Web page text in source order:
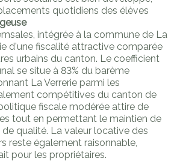
quotidiens des élèves
intégrée à la commune de La
d'une fiscalité attractive comparée
urbains du canton. Le coefficient
se situe à 83% du barème
La Verrerie parmi les
compétitives du canton de
fiscale modérée attire de
tout en permettant le maintien de
qualité. La valeur locative des
reste également raisonnable,
pour les propriétaires.